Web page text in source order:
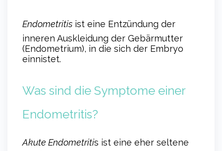
Endometritis ist eine Entzündung der
inneren Auskleidung der Gebärmutter
(Endometrium), in die sich der Embryo
einnistet.
Was sind die Symptome einer
Endometritis?
Akute Endometritis ist eine eher seltene